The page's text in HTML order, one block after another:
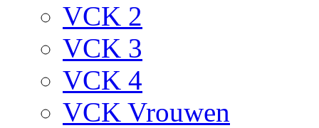
VCK 2
VCK 3
VCK 4
VCK Vrouwen